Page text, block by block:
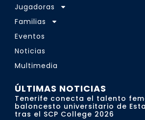
Jugadoras
Familias
Eventos
Noticias
Multimedia
ÚLTIMAS NOTICIAS
Tenerife conecta el talento
baloncesto universitario de
tras el SCP College 2026